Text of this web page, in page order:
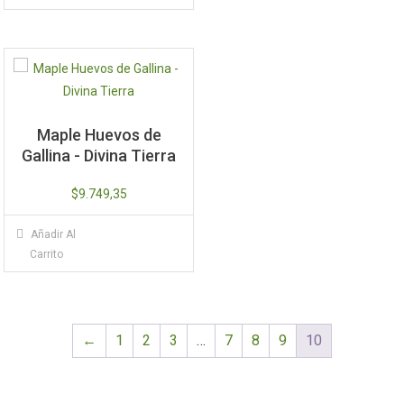
Maple Huevos de
Gallina - Divina Tierra
$9.749,35
Añadir Al
Carrito
← 1 2 3 … 7 8 9 10